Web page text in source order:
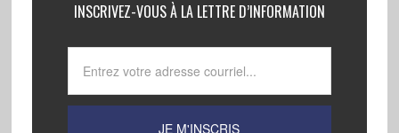
INSCRIVEZ-VOUS À LA LETTRE D’INFORMATION